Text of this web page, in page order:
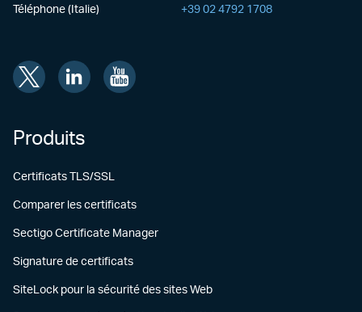
Téléphone (Italie) +39 02 4792 1708
Produits
Certificats TLS/SSL
Comparer les certificats
Sectigo Certificate Manager
Signature de certificats
SiteLock pour la sécurité des sites Web